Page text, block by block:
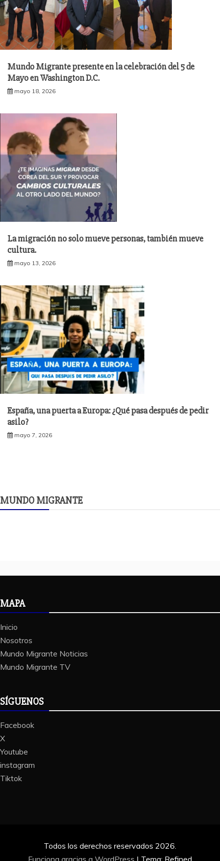
Mundo Migrante presente en la celebración del 5 de
Mayo en Washington D.C.
mayo 18, 2026
La migración no solo mueve personas, también mueve
cultura.
mayo 13, 2026
España, una puerta a Europa: ¿Qué pasa después de pedir
asilo?
mayo 7, 2026
MUNDO MIGRANTE
MAPA
Inicio
Nosotros
Mundo Migrante Noticias
Mundo Migrante TV
SÍGUENOS
Facebook
X
Youtube
instagram
Tiktok
Todos los derechos reservados 2026.